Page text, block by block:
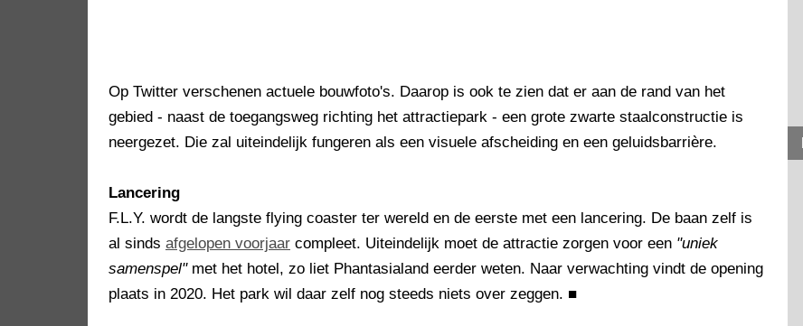
Op Twitter verschenen actuele bouwfoto's. Daarop is ook te zien dat er aan de rand van het
gebied - naast de toegangsweg richting het attractiepark - een grote zwarte staalconstructie is
neergezet. Die zal uiteindelijk fungeren als een visuele afscheiding en een geluidsbarrière.
Lancering
F.L.Y. wordt de langste flying coaster ter wereld en de eerste met een lancering. De baan zelf is
al sinds afgelopen voorjaar compleet. Uiteindelijk moet de attractie zorgen voor een "uniek
samenspel"met het hotel, zo liet Phantasialand eerder weten. Naar verwachting vindt de opening
plaats in 2020. Het park wil daar zelf nog steeds niets over zeggen. ■